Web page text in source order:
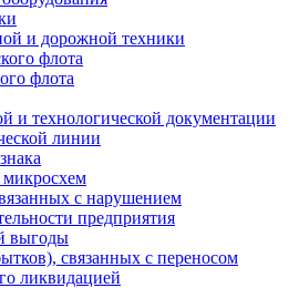
и дорожной техники
флота
флота
и технологической документации
линии
с нарушением
предприятия
выгоды
связанных с переносом
ликвидацией